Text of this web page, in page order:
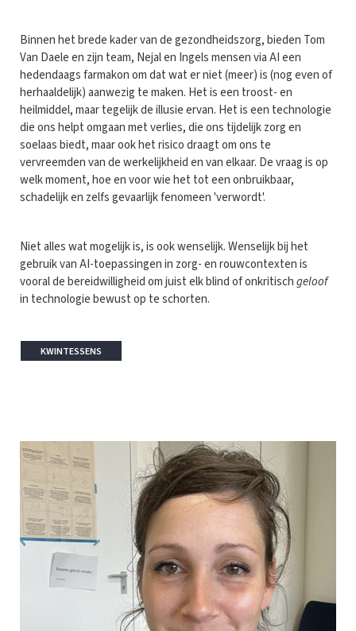
Binnen het brede kader van de gezondheidszorg, bieden Tom
Van Daele en zijn team, Nejal en Ingels mensen via AI een
hedendaags farmakon om dat wat er niet (meer) is (nog even of
herhaaldelijk) aanwezig te maken. Het is een troost- en
heilmiddel, maar tegelijk de illusie ervan. Het is een technologie
die ons helpt omgaan met verlies, die ons tijdelijk zorg en
soelaas biedt, maar ook het risico draagt om ons te
vervreemden van de werkelijkheid en van elkaar. De vraag is op
welk moment, hoe en voor wie het tot een onbruikbaar,
schadelijk en zelfs gevaarlijk fenomeen 'verwordt'.
Niet alles wat mogelijk is, is ook wenselijk. Wenselijk bij het
gebruik van AI-toepassingen in zorg- en rouwcontexten is
vooral de bereidwilligheid om juist elk blind of onkritischgeloof
in technologie bewust op te schorten.
KWINTESSENS